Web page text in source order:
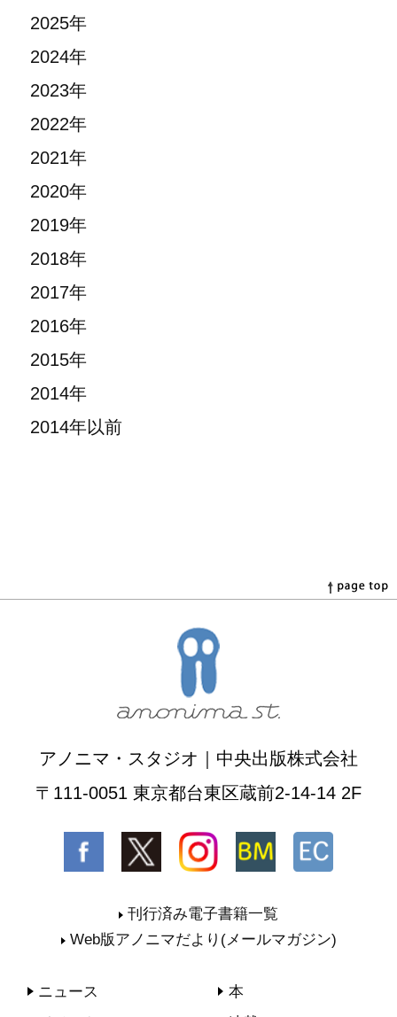
2025年
2024年
2023年
2022年
2021年
2020年
2019年
2018年
2017年
2016年
2015年
2014年
2014年以前
アノニマ・スタジオ｜中央出版株式会社
〒111-0051 東京都台東区蔵前2-14-14 2F
刊行済み電子書籍一覧
Web版アノニマだより(メールマガジン)
ニュース
本